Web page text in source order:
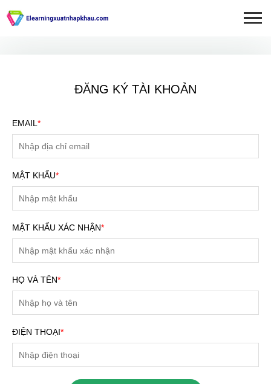
ĐĂNG KÝ TÀI KHOẢN
EMAIL *
MẬT KHẨU*
MẬT KHẨU XÁC NHẬN*
HỌ VÀ TÊN*
ĐIỆN THOẠI*
ĐĂNG KÝ TƯ VẤN MIỄN